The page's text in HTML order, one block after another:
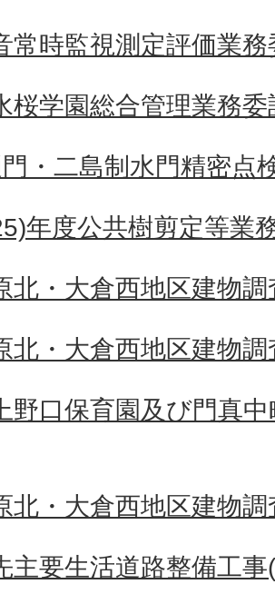
常時監視測定評価業務
桜学園総合管理業務委
・二島制水門精密点
年度公共樹剪定等業
北・大倉西地区建物
北・大倉西地区建物
野口保育園及び門真
北・大倉西地区建物
主要生活道路整備工